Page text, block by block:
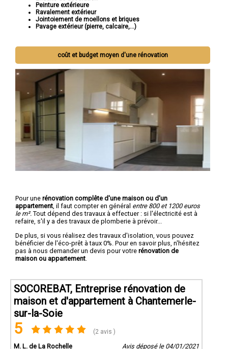
Peinture extérieure
Ravalement extérieur
Jointoiement de moellons et briques
Pavage extérieur (pierre, calcaire,...)
coût et budget moyen d'une rénovation
Pour une rénovation complête d'une maison ou d'un
appartement , il faut compter en général entre 800 et 1200 euros
le m². Tout dépend des travaux à effectuer : si l'électricité est à
refaire, s'il y a des travaux de plomberie à prévoir...
De plus, si vous réalisez des travaux d'isolation, vous pouvez
bénéficier de l'éco-prêt à taux 0%. Pour en savoir plus, n'hésitez
pas à nous demander un devis pour votre rénovation de
maison ou appartement
SOCOREBAT, Entreprise rénovation de
maison et d'appartement à Chantemerle-
sur-la-Soie
5 (2 avis )
M. L. de La Rochelle Avis déposé le 04/01/2021